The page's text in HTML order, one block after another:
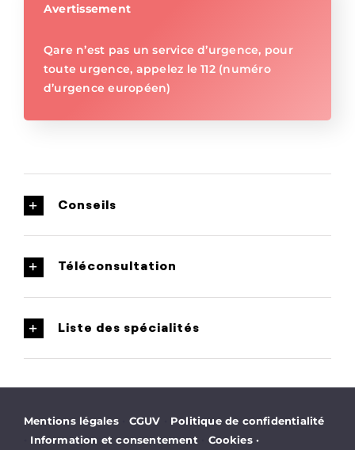
Avertissement
Qare n’est pas un service d’urgence, pour
toute urgence, appelez le 112 (numéro
d’urgence européen)
Conseils
Téléconsultation
Liste des spécialités
Mentions légales CGUV Politique de confidentialité
Information et consentement Cookies·